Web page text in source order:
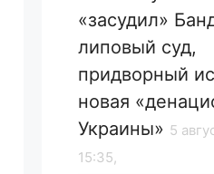
«засудил»
липовый суд,
придворный
новая
Украины» 5
15:35,